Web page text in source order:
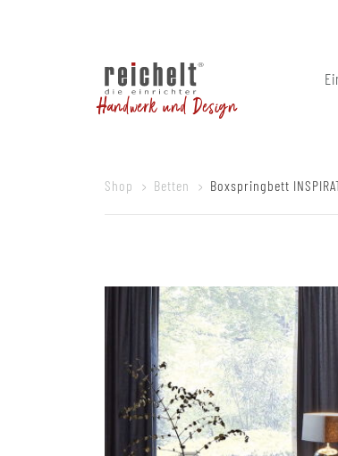
Handwerk und Design
Shop Betten Boxspringbett